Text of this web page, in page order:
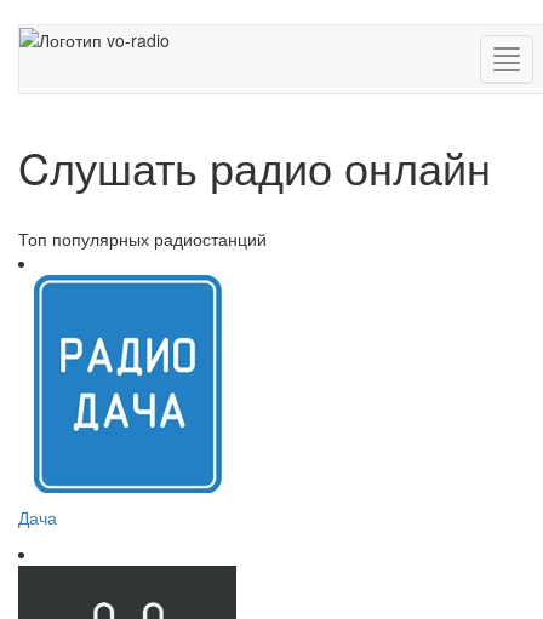
Cлушать радио онлайн
Топ популярных радиостанций
Дача